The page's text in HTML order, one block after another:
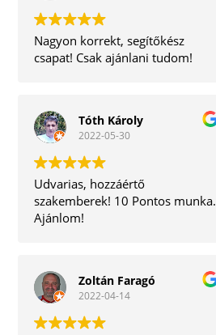
Nagyon korrekt, segítőkész
csapat! Csak ajánlani tudom!
Tóth Károly
2022-05-30
Udvarias, hozzáértő
szakemberek! 10 Pontos munka.
Ajánlom!
Zoltán Faragó
2022-04-14